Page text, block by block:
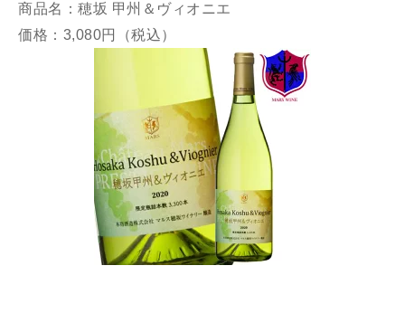
商品名：穂坂 甲州＆ヴィオニエ
価格：3,080円（税込）